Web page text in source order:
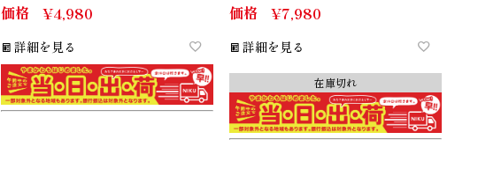
価格 ¥4,980
詳細を見る
価格 ¥7,980
詳細を見る
在庫切れ